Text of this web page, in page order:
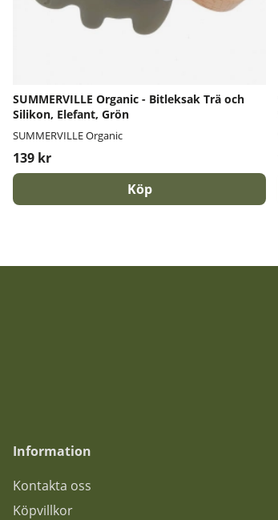
SUMMERVILLE Organic - Bitleksak Trä och
Silikon, Elefant, Grön
SUMMERVILLE Organic
139 kr
Köp
Information
Kontakta oss
Köpvillkor